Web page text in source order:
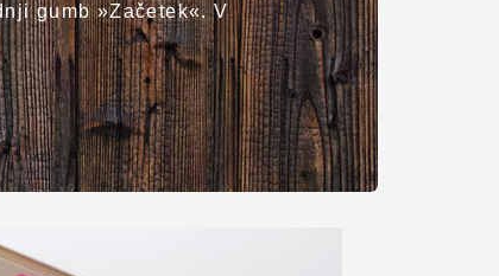
gumb »Začetek«. V